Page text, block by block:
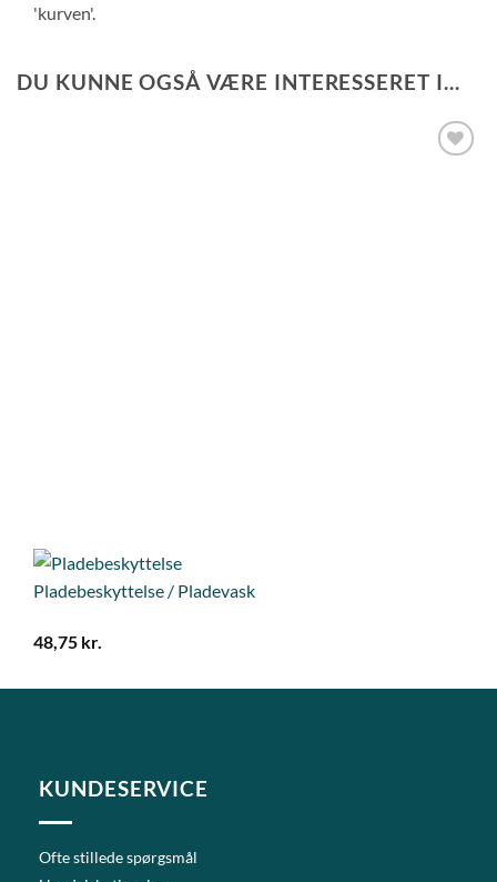
'kurven'.
DU KUNNE OGSÅ VÆRE INTERESSERET I...
Pladebeskyttelse / Pladevask
48,75 kr.
KUNDESERVICE
Ofte stillede spørgsmål